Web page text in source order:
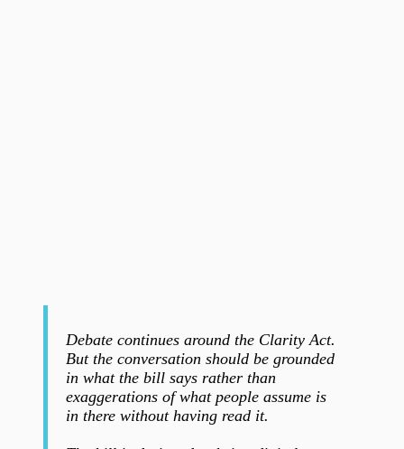
Debate continues around the Clarity Act.
But the conversation should be grounded
in what the bill says rather than
exaggerations of what people assume is
in there without having read it.